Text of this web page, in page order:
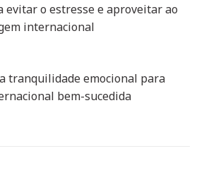
evitar o estresse e aproveitar ao
internacional
tranquilidade emocional para
bem-sucedida